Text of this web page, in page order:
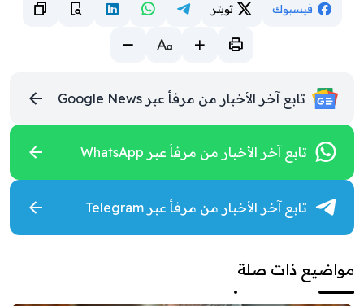
فيسبوك تويتر
تابع آخر الأخبار من مرفأ عبر Google News
تابع آخر الأخبار من مرفأ عبر WhatsApp
تابع آخر الأخبار من مرفأ عبر Telegram
مواضيع ذات صلة